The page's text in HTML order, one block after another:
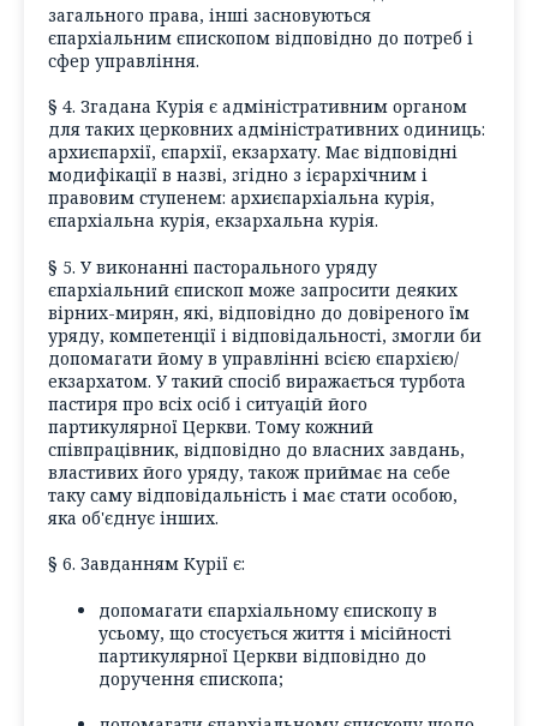
загального права, інші засновуються
єпархіальним єпископом відповідно до потреб і
сфер управління.
§ 4. Згадана Курія є адміністративним органом
для таких церковних адміністративних одиниць:
архиєпархії, єпархії, екзархату. Має відповідні
модифікації в назві, згідно з ієрархічним і
правовим ступенем: архиєпархіальна курія,
єпархіальна курія, екзархальна курія.
§ 5. У виконанні пасторального уряду
єпархіальний єпископ може запросити деяких
вірних-мирян, які, відповідно до довіреного їм
уряду, компетенції і відповідальності, змогли би
допомагати йому в управлінні всією єпархією/
екзархатом. У такий спосіб виражається турбота
пастиря про всіх осіб і ситуацій його
партикулярної Церкви. Тому кожний
співпрацівник, відповідно до власних завдань,
властивих його уряду, також приймає на себе
таку саму відповідальність і має стати особою,
яка об'єднує інших.
§ 6. Завданням Курії є:
допомагати єпархіальному єпископу в
усьому, що стосується життя і місійності
партикулярної Церкви відповідно до
доручення єпископа;